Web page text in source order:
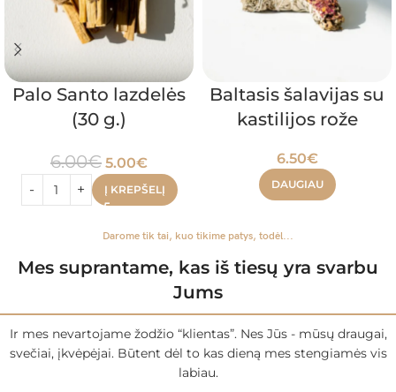
Palo Santo lazdelės
(30 g.)
6.00€ 5.00€
Į KREPŠELĮ
Baltasis šalavijas su
kastilijos rože
6.50€
DAUGIAU
Darome tik tai, kuo tikime patys, todėl...
Mes suprantame, kas iš tiesų yra svarbu
Jums
Ir mes nevartojame žodžio “klientas”. Nes Jūs - mūsų draugai,
svečiai, įkvėpėjai. Būtent dėl to kas dieną mes stengiamės vis
labiau.